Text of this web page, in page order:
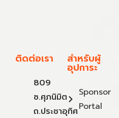
ติดต่อเรา
809
ซ.ศุภนิมิต
ถ.ประชาอุทิศ
สำหรับผู้
อุปการะ
Sponsor
Portal